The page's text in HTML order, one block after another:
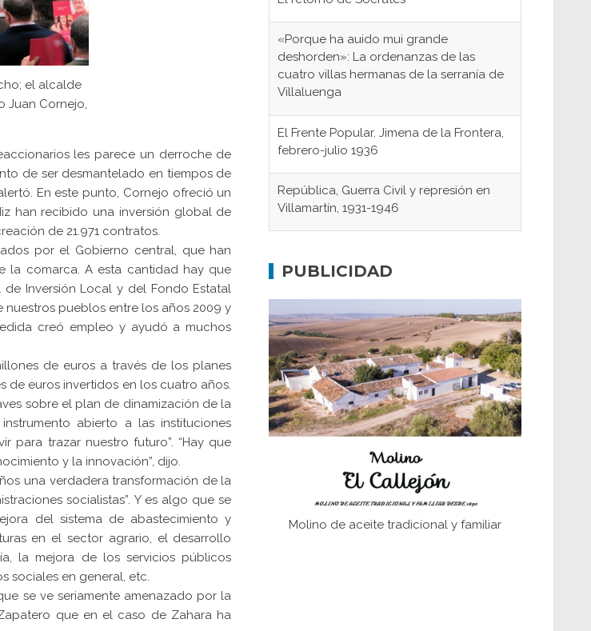
el alcalde
Juan Cornejo,
les parece un derroche de
de ser desmantelado en tiempos de
En este punto, Cornejo ofreció un
han recibido una inversión global de
de 21.971 contratos.
por el Gobierno central, que han
la comarca. A esta cantidad hay que
Inversión Local y del Fondo Estatal
pueblos entre los años 2009 y
creó empleo y ayudó a muchos
de euros a través de los planes
de euros invertidos en los cuatro años.
sobre el plan de dinamización de la
abierto a las instituciones
para trazar nuestro futuro”. “Hay que
y la innovación”, dijo.
una verdadera transformación de la
socialistas”. Y es algo que se
del sistema de abastecimiento y
en el sector agrario, el desarrollo
la mejora de los servicios públicos
sociales en general, etc.
se ve seriamente amenazado por la
que en el caso de Zahara ha
«Porque ha auido mui grande
deshorden»: La ordenanzas de las
cuatro villas hermanas de la serranía de
Villaluenga
El Frente Popular. Jimena de la Frontera,
febrero-julio 1936
República, Guerra Civil y represión en
Villamartín, 1931-1946
concentración nazis
fundaciones de Bornos
El Frente Popular. Ubrique, febrero-julio
1936
Juntar las letras. La alfabetización en el
campo: del afán de saber a la
Historia y vivencias del poblado de Los
PUBLICIDAD
Molino de aceite tradicional y familiar